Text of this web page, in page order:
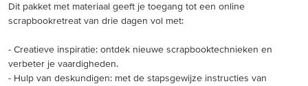
Dit pakket met materiaal geeft je toegang tot een online
scrapbookretreat van drie dagen vol met:
- Creatieve inspiratie: ontdek nieuwe scrapbooktechnieken en
verbeter je vaardigheden.
- Hulp van deskundigen: met de stapsgewijze instructies van